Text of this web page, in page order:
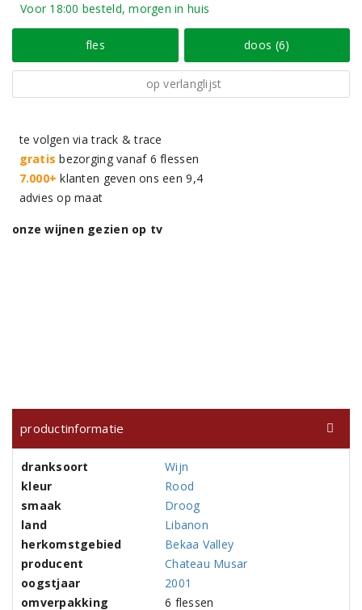
Voor 18:00 besteld, morgen in huis
fles doos (6)
op verlanglijst
te volgen via track & trace
gratis bezorging vanaf 6 flessen
7.000+ klanten geven ons een 9,4
advies op maat
onze wijnen gezien op tv
productinformatie
dranksoort
Wijn
kleur
Rood
smaak
Droog
land
Libanon
herkomstgebied
Bekaa Valley
producent
Chateau Musar
oogstjaar
2001
omverpakking
6 flessen